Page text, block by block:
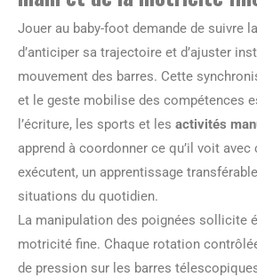
Jouer au baby-foot demande de suivre
d’anticiper sa trajectoire et d’ajuster
mouvement des barres. Cette
et le geste mobilise des compétences
l’écriture, les sports et les activités
apprend à coordonner ce qu’il voit
exécutent, un apprentissage
situations du quotidien.
La manipulation des poignées sollicite
motricité fine. Chaque rotation
de pression sur les barres